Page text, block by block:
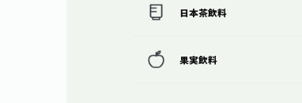
日本茶飲料
果実飲料